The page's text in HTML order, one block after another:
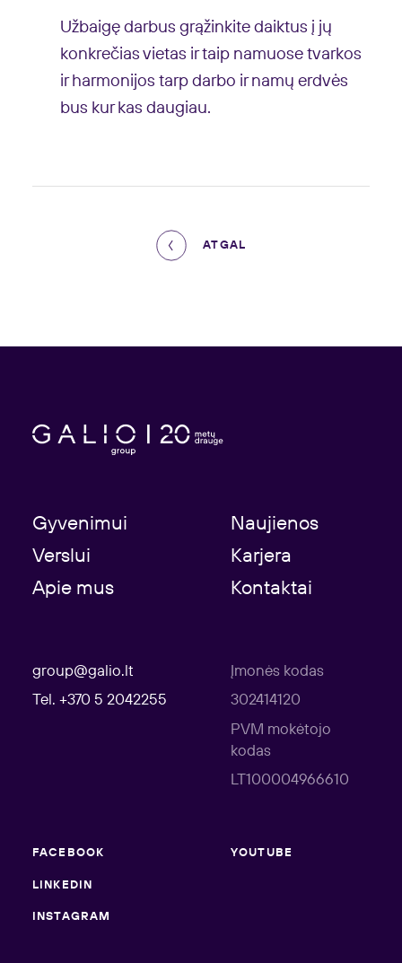
Užbaigę darbus grąžinkite daiktus į jų
konkrečias vietas ir taip namuose tvarkos
ir harmonijos tarp darbo ir namų erdvės
bus kur kas daugiau.
ATGAL
Gyvenimui
Naujienos
Verslui
Karjera
Apie mus
Kontaktai
group@galio.lt
Tel. +370 5 2042255
Įmonės kodas
302414120
PVM mokėtojo
kodas
LT100004966610
FACEBOOK
LINKEDIN
INSTAGRAM
YOUTUBE